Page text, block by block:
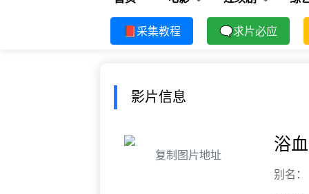
📕采集教程 🗨求片必应
影片信息
复制图片地址
浴
别名：